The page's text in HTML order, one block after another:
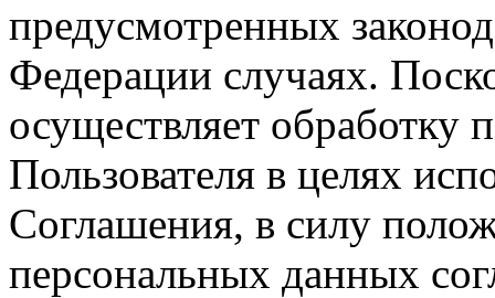
предусмотренных
Федерации случаях.
осуществляет обработку
Пользователя в целях
Соглашения, в силу
персональных данных